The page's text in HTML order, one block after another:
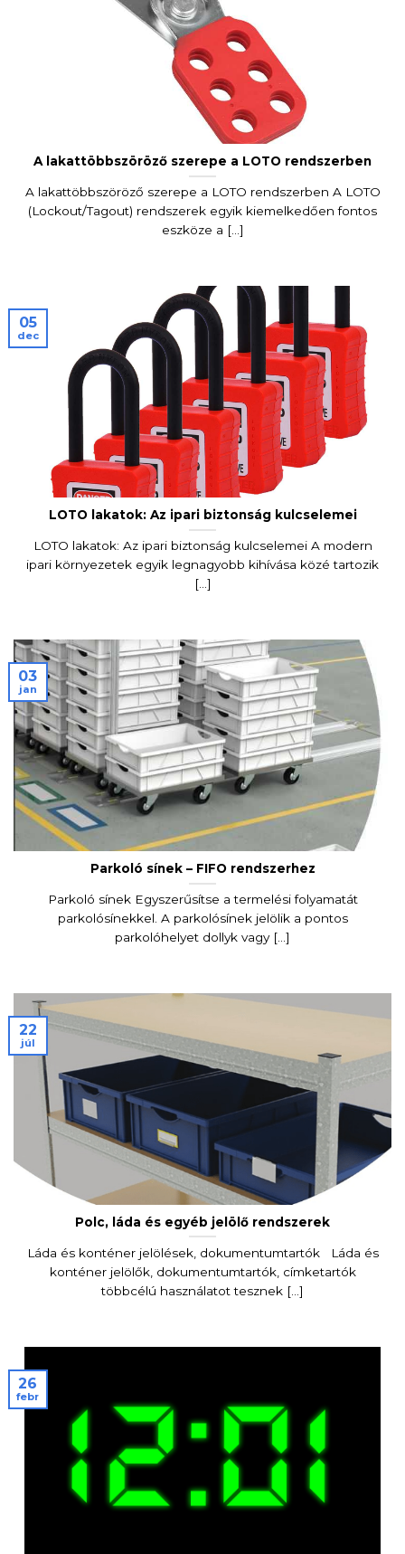
A lakattöbbszöröző szerepe a LOTO rendszerben
A lakattöbbszöröző szerepe a LOTO rendszerben A LOTO
(Lockout/Tagout) rendszerek egyik kiemelkedően fontos
eszköze a [...]
LOTO lakatok: Az ipari biztonság kulcselemei
LOTO lakatok: Az ipari biztonság kulcselemei A modern
ipari környezetek egyik legnagyobb kihívása közé tartozik
[...]
05
dec
Parkoló sínek – FIFO rendszerhez
Parkoló sínek Egyszerűsítse a termelési folyamatát
parkolósínekkel. A parkolósínek jelölik a pontos
parkolóhelyet dollyk vagy [...]
03
jan
Polc, láda és egyéb jelölő rendszerek
Láda és konténer jelölések, dokumentumtartók Láda és
konténer jelölők, dokumentumtartók, címketartók
többcélú használatot tesznek [...]
22
júl
26
febr